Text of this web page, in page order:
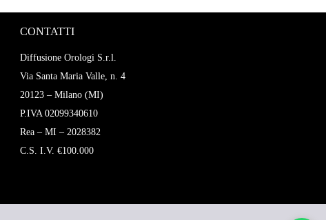
CONTATTI
Diffusione Orologi S.r.l.
Via Santa Maria Valle, n. 4
20123 – Milano (MI)
P.IVA 02099340610
Rea – MI – 2028382
C.S. I.V. €100.000